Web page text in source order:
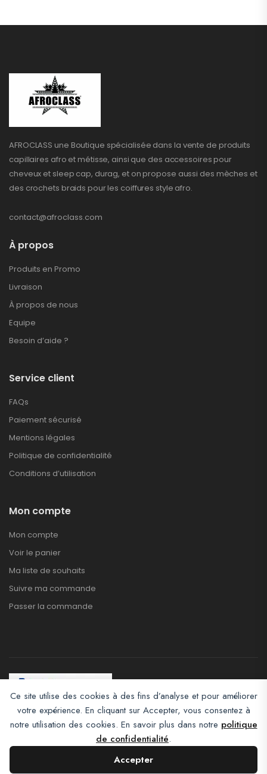
Ce site utilise des cookies à des fins d’analyse et pour améliorer
votre expérience. En cliquant sur Accepter, vous consentez à
notre utilisation des cookies. En savoir plus dans notre politique
de confidentialité.
Accepter
AFROCLASS une Boutique spécialisée dans la vente de produits
capillaires afro et métisse, ainsi que des accessoires pour
cheveux et sleep cap, durag, et on propose aussi des mèches et
des crochets braids pour les coiffures style afro.
contact@afroclass.com
À propos
Produits en Promo
Livraison
À propos de nous
Equipe
Besoin d’aide ?
Service client
FAQs
Paiement sécurisé
Mentions légales
Politique de confidentialité
Conditions d’utilisation
Mon compte
Mon compte
Voir le panier
Ma liste de souhaits
Suivre ma commande
Passer la commande
Afroclass eCommerce © 2026. All Rights Reserved